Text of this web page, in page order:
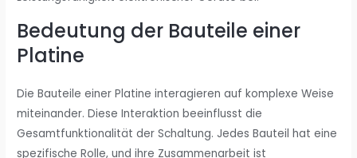
Bedeutung der Bauteile einer
Platine
Die Bauteile einer Platine interagieren auf komplexe Weise
miteinander. Diese Interaktion beeinflusst die
Gesamtfunktionalität der Schaltung. Jedes Bauteil hat eine
spezifische Rolle, und ihre Zusammenarbeit ist